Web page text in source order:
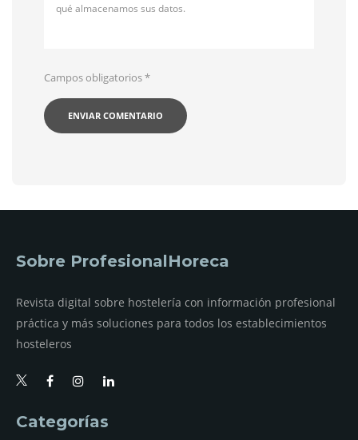
qué almacenamos sus datos.
Campos obligatorios*
Sobre ProfesionalHoreca
Revista digital sobre hostelería con información profesional
práctica y más soluciones para todos los establecimientos
hosteleros
Categorías